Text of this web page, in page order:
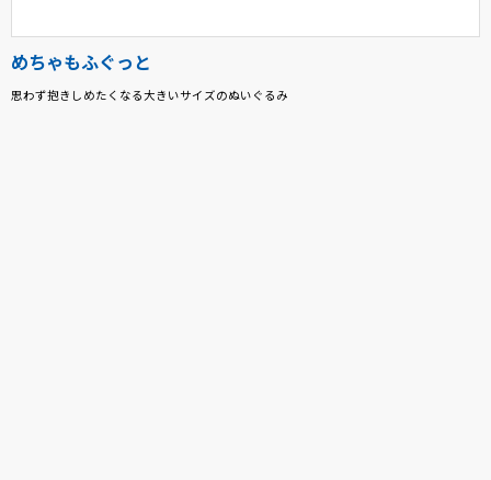
めちゃもふぐっと
思わず抱きしめたくなる大きいサイズのぬいぐるみ